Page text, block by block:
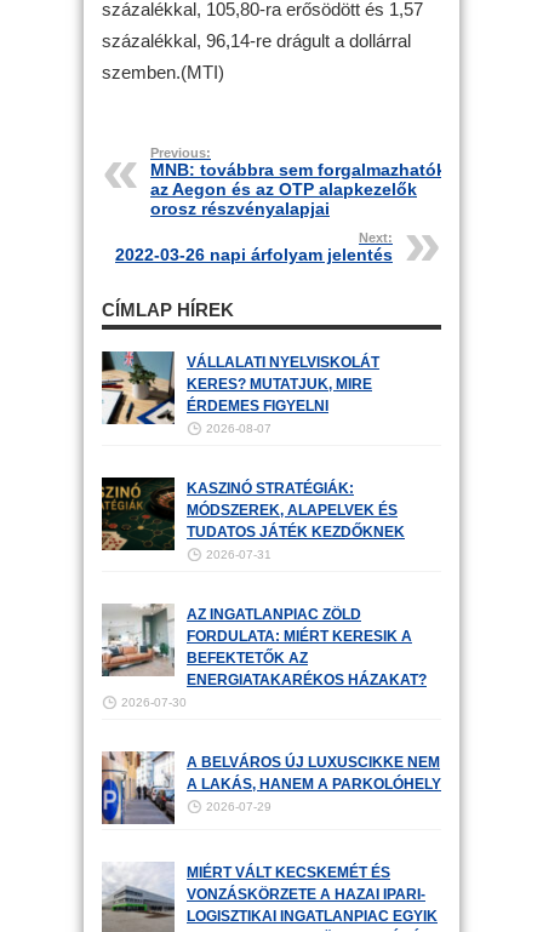
százalékkal, 105,80-ra erősödött és 1,57
százalékkal, 96,14-re drágult a dollárral
szemben.(MTI)
Previous:
MNB: továbbra sem forgalmazhatók
az Aegon és az OTP alapkezelők
orosz részvényalapjai
Next:
2022-03-26 napi árfolyam jelentés
CÍMLAP HÍREK
VÁLLALATI NYELVISKOLÁT
KERES? MUTATJUK, MIRE
ÉRDEMES FIGYELNI
2026-08-07
KASZINÓ STRATÉGIÁK:
MÓDSZEREK, ALAPELVEK ÉS
TUDATOS JÁTÉK KEZDŐKNEK
2026-07-31
AZ INGATLANPIAC ZÖLD
FORDULATA: MIÉRT KERESIK A
BEFEKTETŐK AZ
ENERGIATAKARÉKOS HÁZAKAT?
2026-07-30
A BELVÁROS ÚJ LUXUSCIKKE NEM
A LAKÁS, HANEM A PARKOLÓHELY
2026-07-29
MIÉRT VÁLT KECSKEMÉT ÉS
VONZÁSKÖRZETE A HAZAI IPARI-
LOGISZTIKAI INGATLANPIAC EGYIK